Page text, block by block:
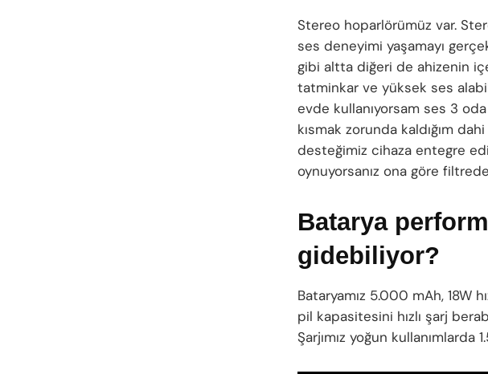
Stereo hoparlörümüz var.
ses deneyimi yaşamayı
gibi altta diğeri de ahizenin
tatminkar ve yüksek ses
evde kullanıyorsam ses 3
kısmak zorunda kaldığım
desteğimiz cihaza entegre
oynuyorsanız ona göre
Batarya
gidebiliyor?
Bataryamız 5.000 mAh, 18W
pil kapasitesini hızlı şarj
Şarjımız yoğun kullanımlarda